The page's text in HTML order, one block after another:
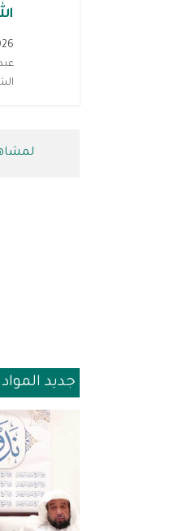
|
جديد المواد